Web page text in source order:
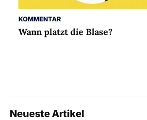
KOMMENTAR
Wann platzt die Blase?
Neueste Artikel